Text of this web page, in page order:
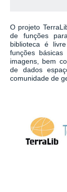
O projeto
de funções
biblioteca é
funções
imagens, bem
de dados
comunidade de